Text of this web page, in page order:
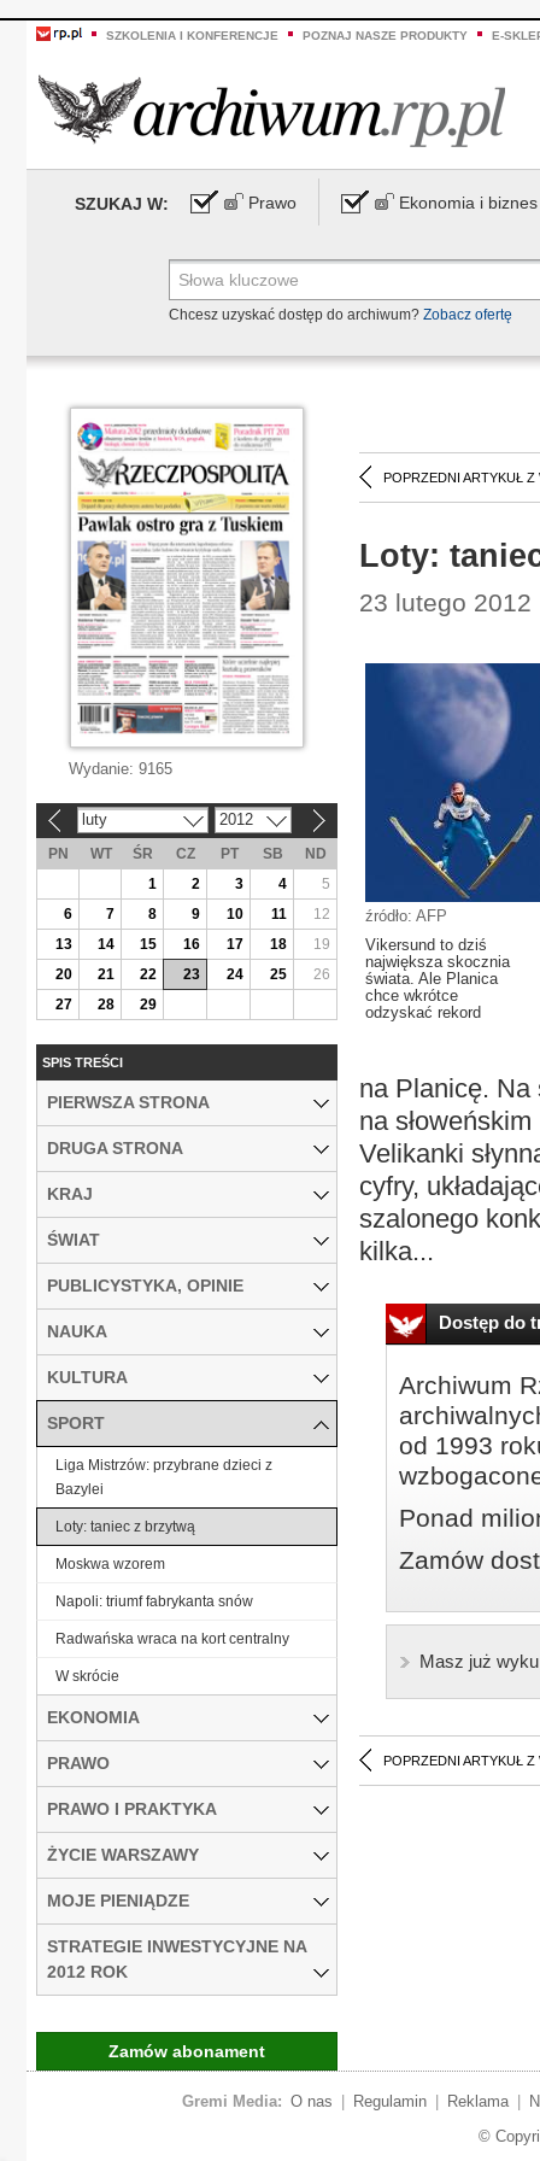
SZKOLENIA I KONFERENCJE POZNAJ NASZE PRODUKTY E-
SZUKAJ W: Prawo Ekonomia i biznes
Chcesz uzyskać dostęp do archiwum? Zobacz ofertę
POPRZEDNI ARTYKUŁ Z
Loty:
23 lutego 2012
źródło: AFP
Vikersund to dziś
największa skocznia
świata. Ale Planica
chce wkrótce
odzyskać rekord
na Planicę. Na
na
Velikanki
cyfry,
szalonego
kilka...
Dostęp do
Archiwum
od 1993
Ponad
Zamów
Masz już
POPRZEDNI ARTYKUŁ Z
Wydanie: 9165
luty 2012
PN WT ŚR CZ PT SB
ND
1
2 3 4
5
6
7 8 9 10 11
12
13
14 15 16 17 18
19
20
21 22 23 24 25
26
27
28 29
SPIS TREŚCI
PIERWSZA STRONA
DRUGA STRONA
KRAJ
ŚWIAT
PUBLICYSTYKA, OPINIE
NAUKA
KULTURA
SPORT
Liga Mistrzów: przybrane dzieci z
Bazylei
Loty: taniec z brzytwą
Moskwa wzorem
Napoli: triumf fabrykanta snów
Radwańska wraca na kort centralny
W skrócie
EKONOMIA
PRAWO
PRAWO I PRAKTYKA
ŻYCIE WARSZAWY
MOJE PIENIĄDZE
STRATEGIE INWESTYCYJNE NA
2012 ROK
Zamów abonament
Gremi Media: O nas Regulamin Reklama
©